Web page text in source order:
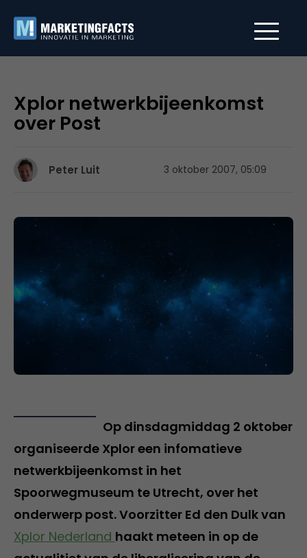
Xplor netwerkbijeenkomst
over Post
Peter Luit 3 oktober 2007, 05:09
Op dinsdagmiddag 2 oktober
organiseerde Xplor een infomatieve
netwerkbijeenkomst in het
Spoorwegmuseum te Utrecht, over het
onderwerp post. Voorzitter Ed den Dulk van
Xplor Nederland haakt meteen in op de